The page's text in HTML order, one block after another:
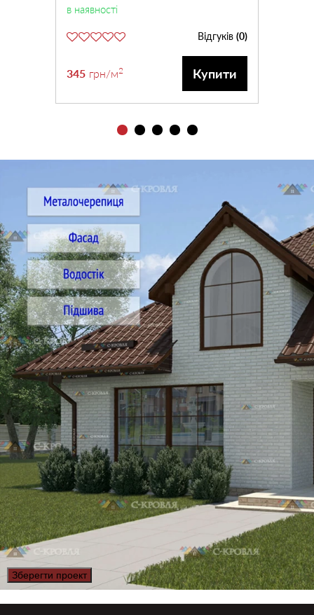
в наявності
Відгуків (0)
345 грн/м2 Купити
Зберегти проект